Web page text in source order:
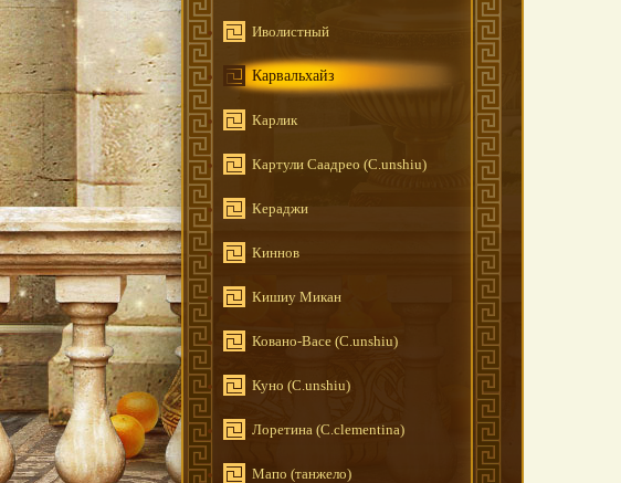
Иволистный
Карвальхайз
Карлик
Картули Саадрео (C.unshiu)
Кераджи
Киннов
Кишиу Микан
Ковано-Васе (C.unshiu)
Куно (C.unshiu)
Лоретина (C.clementina)
Мапо (танжело)